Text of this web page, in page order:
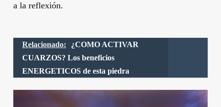
a la reflexión.
Relacionado:
¿COMO ACTIVAR
CUARZOS? Los beneficios
ENERGETICOS de esta piedra